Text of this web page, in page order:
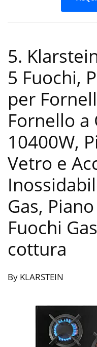
5.
5 Fuochi,
per
Fornello a
10400W,
Vetro e
Gas,
Fuochi
cottura
By KLARSTEIN